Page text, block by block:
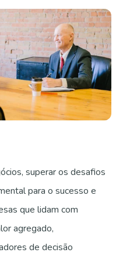
gente
superar os desafios
para o sucesso e
que lidam com
agregado,
de decisão